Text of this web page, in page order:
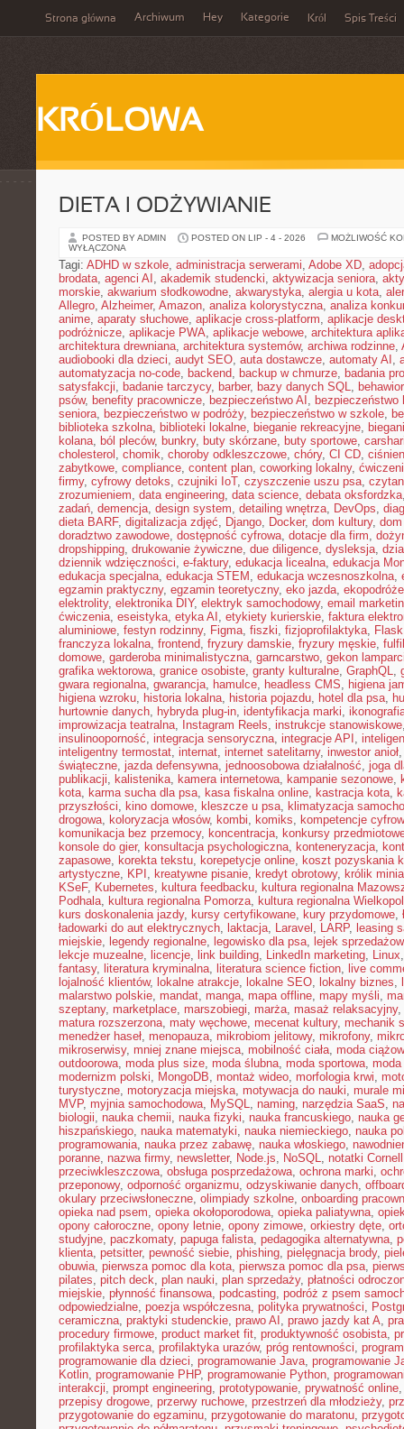
Strona główna Archiwum Hey Kategorie Król Spis Treści
KRÓLOWA
DIETA I ODŻYWIANIE
POSTED BY ADMIN POSTED ON LIP - 4 - 2026
MOŻLIWOŚĆ
WYŁĄCZONA
Tagi: ADHD w szkole, administracja serwerami, Adobe XD,
brodata, agenci AI , akademik studencki, aktywizacja seniora,
morskie, akwarium słodkowodne, akwarystyka, alergia u kota,
Allegro, Alzheimer, Amazon, analiza kolorystyczna, analiza
anime, aparaty słuchowe, aplikacje cross-platform, aplikacje
podróżnicze, aplikacje PWA, aplikacje webowe, architektura
architektura drewniana, architektura systemów, archiwa rodzinne,
audiobooki dla dzieci, audyt SEO, auta dostawcze, automaty AI ,
automatyzacja no-code, backend, backup w chmurze, badania
satysfakcji, badanie tarczycy, barber, bazy danych SQL,
psów, benefity pracownicze, bezpieczeństwo AI , bezpieczeństwo
seniora, bezpieczeństwo w podróży, bezpieczeństwo w szkole,
biblioteka szkolna, biblioteki lokalne, bieganie rekreacyjne,
kolana, ból pleców, bunkry, buty skórzane, buty sportowe,
cholesterol , chomik, choroby odkleszczowe, chóry, CI CD,
zabytkowe, compliance, content plan, coworking lokalny,
firmy, cyfrowy detoks, czujniki IoT, czyszczenie uszu psa,
zrozumieniem, data engineering, data science, debata oksfordzka
zadań, demencja, design system, detailing wnętrza, DevOps,
dieta BARF, digitalizacja zdjęć, Django, Docker, dom kultury,
doradztwo zawodowe, dostępność cyfrowa, dotacje dla firm,
dropshipping, drukowanie żywiczne, due diligence, dysleksja,
dziennik wdzięczności, e-faktury, edukacja licealna, edukacja
edukacja specjalna, edukacja STEM , edukacja wczesnoszkolna,
egzamin praktyczny, egzamin teoretyczny, eko jazda, ekopodróże
elektrolity, elektronika DIY, elektryk samochodowy, email
ćwiczenia, eseistyka, etyka AI , etykiety kurierskie, faktura
aluminiowe, festyn rodzinny, Figma, fiszki, fizjoprofilaktyka, Flask
franczyza lokalna, frontend, fryzury damskie, fryzury męskie,
domowe, garderoba minimalistyczna, garncarstwo, gekon
grafika wektorowa, granice osobiste, granty kulturalne, GraphQL,
gwara regionalna, gwarancja, hamulce, headless CMS, higiena
higiena wzroku, historia lokalna, historia pojazdu, hotel dla psa,
hurtownie danych, hybryda plug-in, identyfikacja marki,
improwizacja teatralna, Instagram Reels, instrukcje stanowiskowe
insulinooporność, integracja sensoryczna, integracje API ,
inteligentny termostat, internat, internet satelitarny, inwestor anioł
świąteczne, jazda defensywna, jednoosobowa działalność, joga
publikacji, kalistenika, kamera internetowa, kampanie sezonowe,
kota, karma sucha dla psa, kasa fiskalna online, kastracja kota,
przyszłości, kino domowe, kleszcze u psa, klimatyzacja
drogowa, koloryzacja włosów, kombi, komiks, kompetencje
komunikacja bez przemocy, koncentracja, konkursy
konsole do gier, konsultacja psychologiczna, konteneryzacja,
zapasowe, korekta tekstu, korepetycje online, koszt pozyskania
artystyczne, KPI , kreatywne pisanie, kredyt obrotowy, królik
KSeF, Kubernetes, kultura feedbacku, kultura regionalna
Podhala, kultura regionalna Pomorza, kultura regionalna
kurs doskonalenia jazdy, kursy certyfikowane, kury przydomowe,
ładowarki do aut elektrycznych, laktacja, Laravel , LARP, leasing
miejskie, legendy regionalne, legowisko dla psa, lejek
lekcje muzealne, licencje, link building, LinkedIn marketing, Linux
fantasy, literatura kryminalna, literatura science fiction, live
lojalność klientów, lokalne atrakcje, lokalne SEO, lokalny biznes,
malarstwo polskie, mandat, manga, mapa offline, mapy myśli,
szeptany, marketplace, marszobiegi, marża, masaż relaksacyjny,
matura rozszerzona, maty węchowe, mecenat kultury, mechanik
menedżer haseł, menopauza, mikrobiom jelitowy, mikrofony,
mikroserwisy, mniej znane miejsca, mobilność ciała, moda
outdoorowa, moda plus size, moda ślubna, moda sportowa,
modernizm polski, MongoDB, montaż wideo, morfologia krwi,
turystyczne, motoryzacja miejska, motywacja do nauki, murale
MVP, myjnia samochodowa, MySQL, naming, narzędzia SaaS,
biologii, nauka chemii, nauka fizyki, nauka francuskiego, nauka
hiszpańskiego, nauka matematyki, nauka niemieckiego, nauka
programowania, nauka przez zabawę, nauka włoskiego,
poranne, nazwa firmy, newsletter, Node.js, NoSQL, notatki Cornell
przeciwkleszczowa, obsługa posprzedażowa, ochrona marki,
przeponowy, odporność organizmu, odzyskiwanie danych,
okulary przeciwsłoneczne, olimpiady szkolne, onboarding
opieka nad psem, opieka okołoporodowa, opieka paliatywna,
opony całoroczne, opony letnie, opony zimowe, orkiestry dęte,
studyjne, paczkomaty, papuga falista, pedagogika alternatywna,
klienta, petsitter, pewność siebie, phishing, pielęgnacja brody,
obuwia, pierwsza pomoc dla kota, pierwsza pomoc dla psa,
pilates, pitch deck, plan nauki, plan sprzedaży, płatności
miejskie, płynność finansowa, podcasting, podróż z psem
odpowiedzialne, poezja współczesna, polityka prywatności,
ceramiczna, praktyki studenckie, prawo AI , prawo jazdy kat A,
procedury firmowe, product market fit, produktywność osobista,
profilaktyka serca, profilaktyka urazów, próg rentowności,
programowanie dla dzieci, programowanie Java, programowanie
Kotlin, programowanie PHP, programowanie Python,
interakcji, prompt engineering, prototypowanie, prywatność online
przepisy drogowe, przerwy ruchowe, przestrzeń dla młodzieży,
przygotowanie do egzaminu, przygotowanie do maratonu,